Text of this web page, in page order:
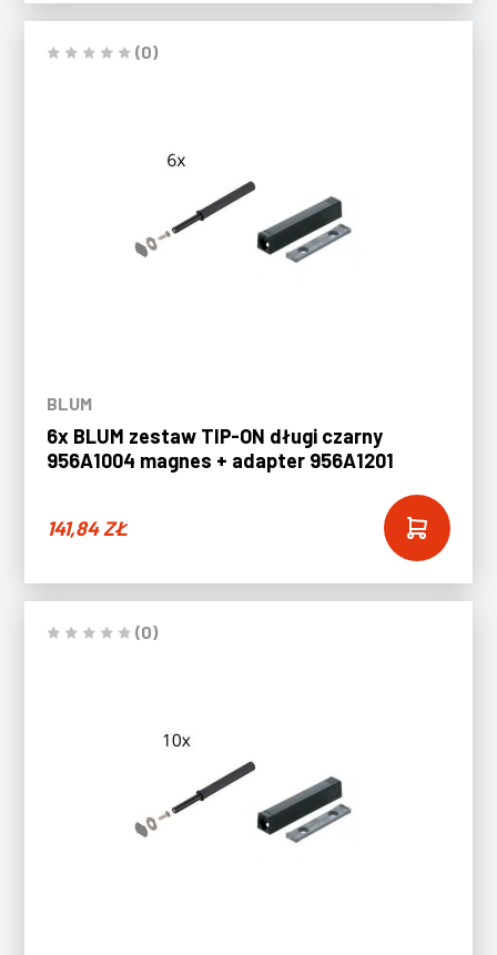
(0)
BLUM
6x BLUM zestaw TIP-ON długi czarny
956A1004 magnes + adapter 956A1201
141,84ZŁ
(0)